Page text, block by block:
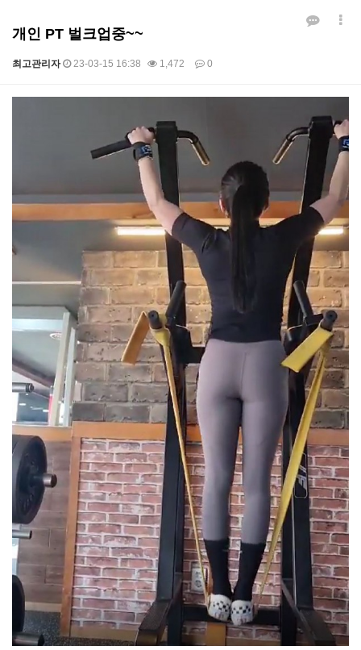
개인 PT 벌크업중~~
최고관리자 23-03-15 16:38 1,472 0